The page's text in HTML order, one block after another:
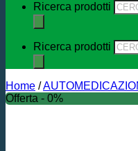
Ricerca prodotti
Ricerca prodotti
Home /
Offerta - 0%